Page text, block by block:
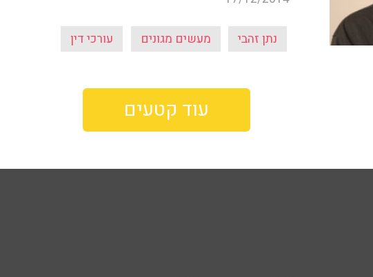
נתן זהבי מעשים מגונים עורכי דין
עוד קטעים